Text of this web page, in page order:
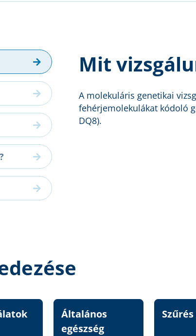
Mit
A molekuláris genetikai
fehérjemolekulákat kódoló
DQ8).
Általános
egészség